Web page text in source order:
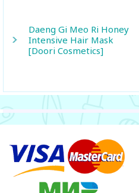
Daeng Gi Meo Ri Honey
Intensive Hair Mask
[Doori Cosmetics]